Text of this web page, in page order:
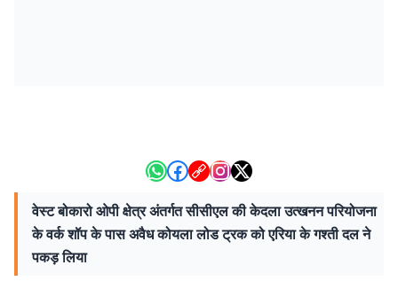
वेस्ट बोकारो ओपी क्षेत्र अंतर्गत सीसीएल की केदला उत्खनन परियोजना
के वर्क शॉप के पास अवैध कोयला लोड ट्रक को एरिया के गश्ती दल ने
पकड़ लिया